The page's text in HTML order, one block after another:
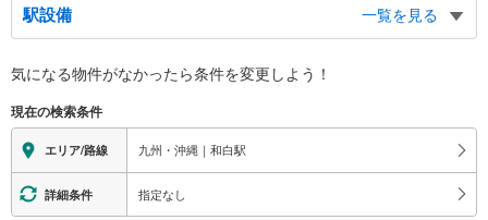
駅設備
一覧を見る
※段差なしでの移動経路
【ＪＲ九州】
地上⇔改札：○
改札⇔ホーム：×
【西日本鉄道】：◯
スロープ
気になる物件がなかったら条件を変更しよう！
現在の検索条件
エリア/路線 九州・沖縄｜和白駅
詳細条件 指定なし